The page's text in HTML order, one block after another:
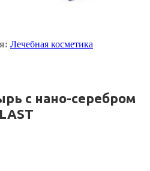
Лечебная косметика
с нано-серебром